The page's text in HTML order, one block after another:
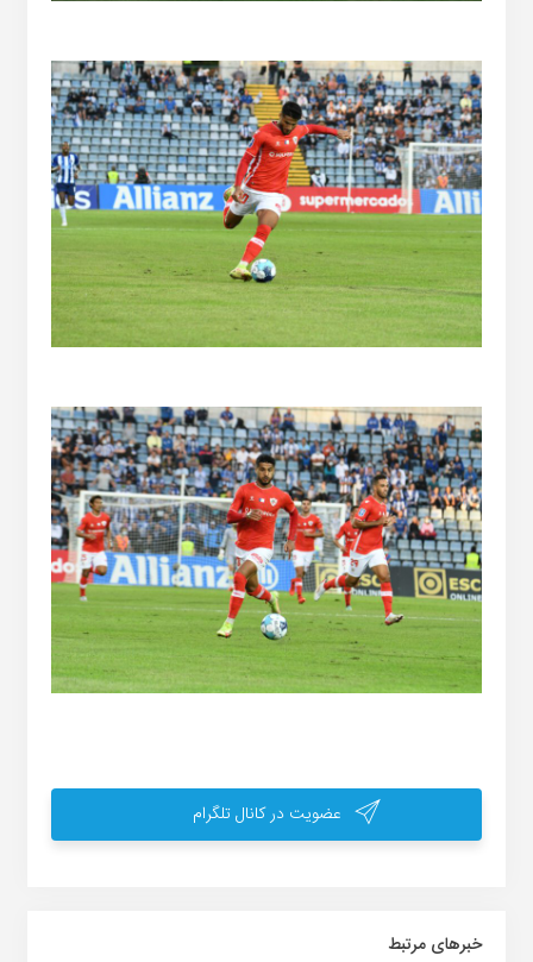
عضویت در کانال تلگرام
خبر‌های مرتبط